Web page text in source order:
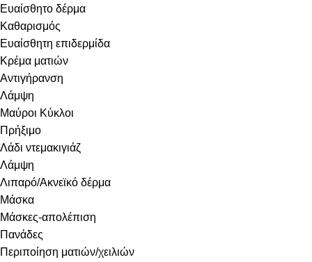
Ευαίσθητο δέρμα
Καθαρισμός
Ευαίσθητη επιδερμίδα
Κρέμα ματιών
Αντιγήρανση
Λάμψη
Μαύροι Κύκλοι
Πρήξιμο
Λάδι ντεμακιγιάζ
Λάμψη
Λιπαρό/Ακνεϊκό δέρμα
Μάσκα
Μάσκες-απολέπιση
Πανάδες
Περιποίηση ματιών/χειλιών